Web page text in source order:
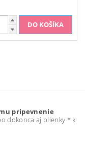
pripevnenie
dokonca aj plienky * k